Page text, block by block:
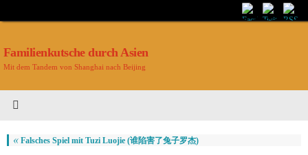
Familienkutsche durch Asien
Mit dem Tandem von Shanghai nach Beijing
« Falsches Spiel mit Tuzi Luojie (谁陷害了兔子罗杰)